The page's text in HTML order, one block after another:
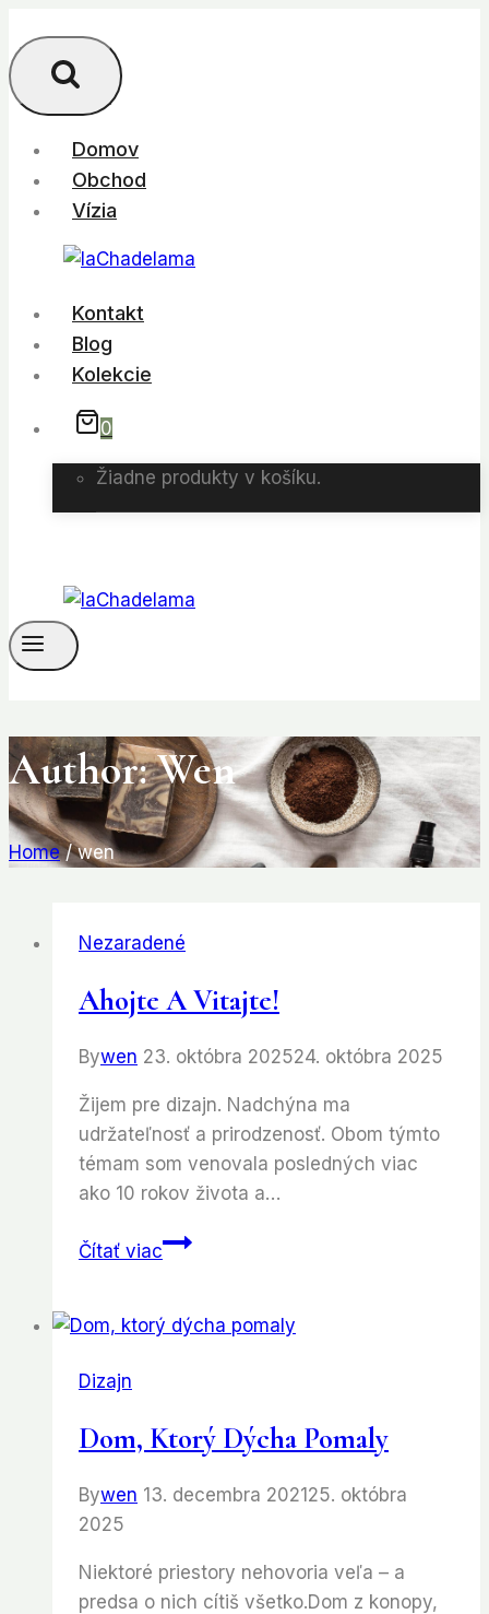
to
content
Domov
Obchod
Vízia
Kontakt
Blog
Kolekcie
0
Žiadne produkty v košíku.
Author: Wen
Home / wen
Nezaradené
Ahojte A Vitajte!
Bywen 23. októbra 202524. októbra 2025
Žijem pre dizajn. Nadchýna ma
udržateľnosť a prirodzenosť. Obom týmto
témam som venovala posledných viac
ako 10 rokov života a…
Čítať viacAhojte
Dizajn
Dom, Ktorý Dýcha Pomaly
Bywen 13. decembra 2021 25. októbra
2025
Niektoré priestory nehovoria veľa – a
predsa o nich cítiš všetko.Dom z konopy,